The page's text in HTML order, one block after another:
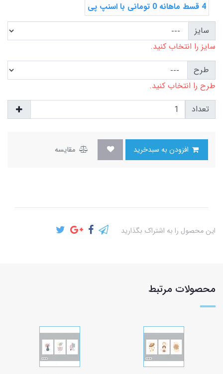
4 قسط ماهانه 0 تومانی با اسنپ ‌پی
سایز
سایز را انتخاب کنید.
طرح
طرح را انتخاب کنید.
تعداد
مقایسه
این محصول را به اشتراک بگذارید
محصولات مرتبط